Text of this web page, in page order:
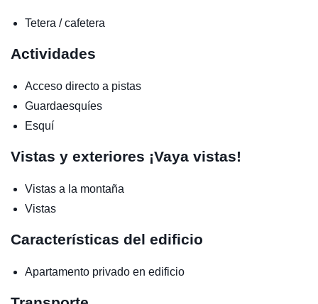
Tetera / cafetera
Actividades
Acceso directo a pistas
Guardaesquíes
Esquí
Vistas y exteriores ¡Vaya vistas!
Vistas a la montaña
Vistas
Características del edificio
Apartamento privado en edificio